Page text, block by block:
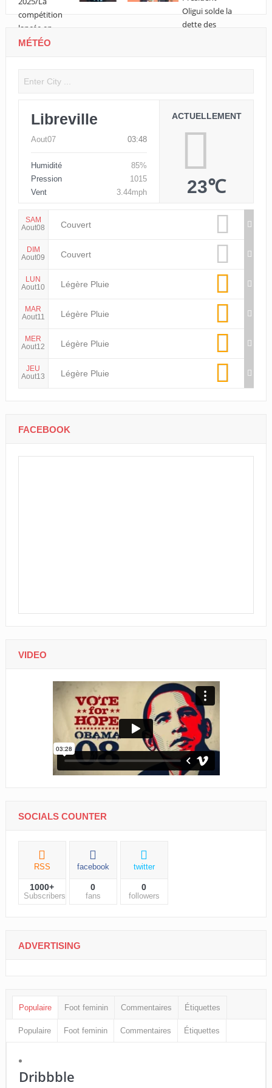
MÉTÉO
Libreville
Aout07 03:48
Humidité
85%
Pression
1015
Vent
3.44mph
ACTUELLEMENT
23℃
SAM
Aout08
Couvert
DIM
Aout09
Couvert
LUN
Aout10
Légère Pluie
MAR
Aout11
Légère Pluie
MER
Aout12
Légère Pluie
JEU
Aout13
Légère Pluie
FACEBOOK
VIDEO
SOCIALS COUNTER
RSS
1000+
Subscribers
facebook
0
fans
twitter
0
followers
ADVERTISING
Populaire Foot feminin Commentaires Étiquettes
Populaire Foot feminin Commentaires Étiquettes
Dribbble